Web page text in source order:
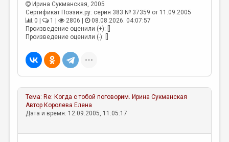
СТРАНИЦЫ ПАМЯТИ
ОБЪЯВЛЕНИЯ
РЕДКОЛЛЕГИЯ
МАЛАЯ ПРОЗА
ЭССЕИСТИКА
ЛИТЕРАТУРОВЕДЕНИЕ
Ирина Сукманская, 2005
Сертификат Поэзия.ру: серия 383 № 37359 от 11.09.2005
0 |
1 | 2806 |
08.08.2026. 04:07:57
Произведение оценили (+): []
Произведение оценили (-): []
Тема: Re: Когда с тобой поговорим. Ирина Сукманская
Автор Королева Елена
Дата и время: 12.09.2005, 11:05:17